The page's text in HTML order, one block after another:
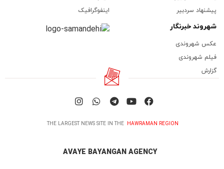
پیشنهاد سردبیر
اینفوگرافیک
شهروند خبرنگار
عکس شهروندی
فیلم شهروندی
گزارش
THE LARGEST NEWS SITE IN THE HAWRAMAN REGION
AVAYE BAYANGAN AGENCY